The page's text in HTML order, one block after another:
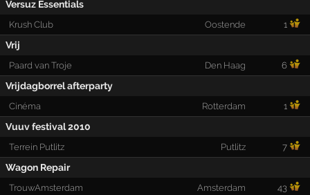
Versuz Essentials
Krush Club Oostende 1
Vrij
Paard van Troje Den Haag 6
Vrijdagborrel afterparty
Cinéma Rotterdam 1
Vuuv festival 2010
Terrein Putlitz Putlitz 7
Wagon Repair
TrouwAmsterdam Amsterdam 43